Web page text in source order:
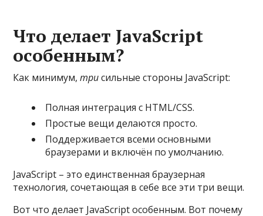
Что делает JavaScript
особенным?
Как минимум,трисильные стороны JavaScript:
Полная интеграция с HTML/CSS.
Простые вещи делаются просто.
Поддерживается всеми основными
браузерами и включён по умолчанию.
JavaScript – это единственная браузерная
технология, сочетающая в себе все эти три вещи.
Вот что делает JavaScript особенным. Вот почему